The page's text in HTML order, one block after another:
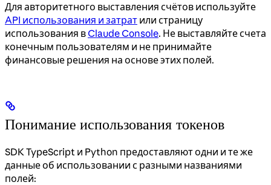
Для авторитетного выставления счётов используйте
API использования и затрат или страницу
использования вClaude Console. Не выставляйте счета
конечным пользователям и не принимайте
финансовые решения на основе этих полей.
Понимание использования токенов
SDK TypeScript и Python предоставляют одни и те же
данные об использовании с разными названиями
полей: